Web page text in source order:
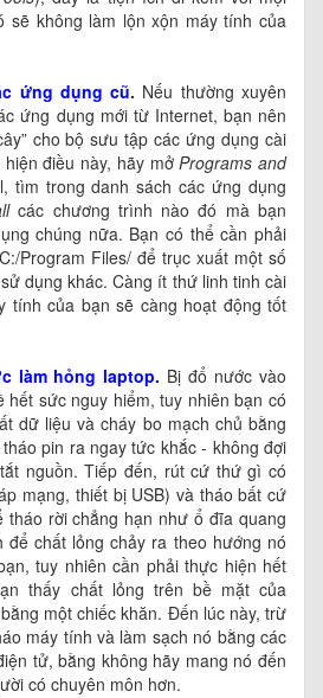
sẽ không làm lộn xộn máy tính của
ứng dụng cũ. Nếu thường xuyên
ứng dụng mới từ Internet, bạn nên
cho bộ sưu tập các ứng dụng cài
điều này, hãy mởPrograms and
tìm trong danh sách các ứng dụng
các chương trình nào đó mà bạn
chúng nữa. Bạn có thể cần phải
Program Files/ để trục xuất một số
dụng khác. Càng ít thứ linh tinh cài
tính của bạn sẽ càng hoạt động tốt
làm hỏng laptop. Bị đổ nước vào
hết sức nguy hiểm, tuy nhiên bạn có
dữ liệu và cháy bo mạch chủ bằng
pin ra ngay tức khắc - không đợi
nguồn. Tiếp đến, rút cứ thứ gì có
mạng, thiết bị USB) và tháo bất cứ
tháo rời chẳng hạn như ổ đĩa quang
để chất lỏng chảy ra theo hướng nó
tuy nhiên cần phải thực hiện hết
thấy chất lỏng trên bề mặt của
một chiếc khăn. Đến lúc này, trừ
máy tính và làm sạch nó bằng các
tử, bằng không hãy mang nó đến
có chuyên môn hơn.